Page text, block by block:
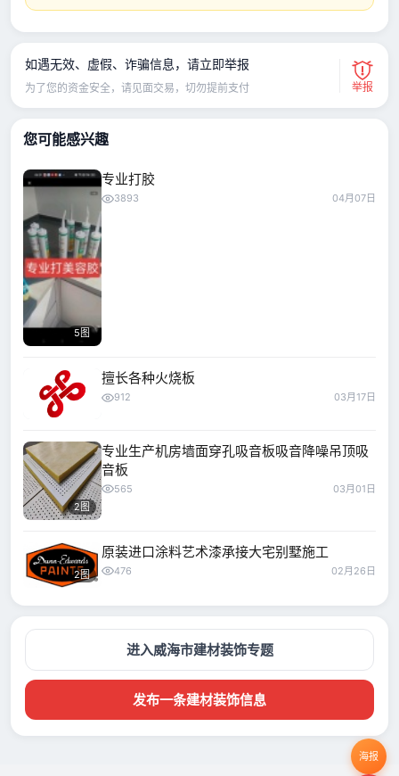
如遇无效、虚假、诈骗信息，请立即举报
为了您的资金安全，请见面交易，切勿提前支付 举报
您可能感兴趣
5图
专业打胶
3893 04月07日
擅长各种火烧板
912 03月17日
2图
专业生产机房墙面穿孔吸音板吸音降噪吊顶吸
音板
565 03月01日
2图
原装进口涂料艺术漆承接大宅别墅施工
476 02月26日
进入威海市建材装饰专题
发布一条建材装饰信息
海报